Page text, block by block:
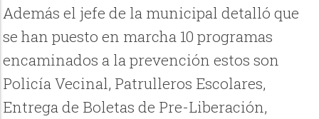
Además el jefe de la municipal detalló que
se han puesto en marcha 10 programas
encaminados a la prevención estos son
Policía Vecinal, Patrulleros Escolares,
Entrega de Boletas de Pre-Liberación,